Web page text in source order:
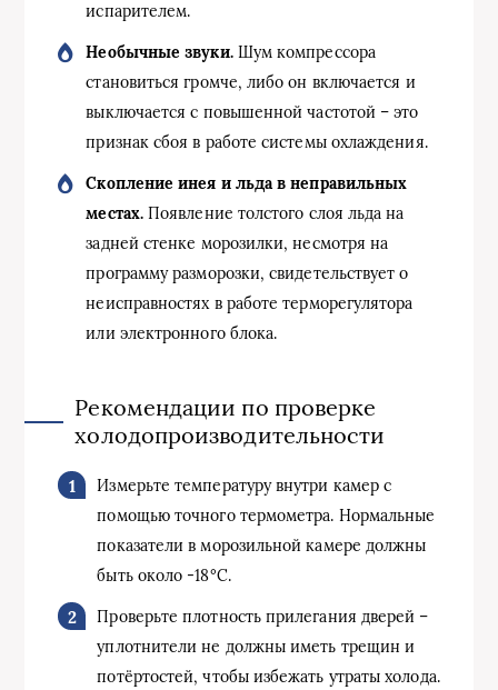
испарителем.
Необычные звуки.Шум компрессора
становиться громче, либо он включается и
выключается с повышенной частотой – это
признак сбоя в работе системы охлаждения.
Скопление инея и льда в неправильных
местах.Появление толстого слоя льда на
задней стенке морозилки, несмотря на
программу разморозки, свидетельствует о
неисправностях в работе терморегулятора
или электронного блока.
Рекомендации по проверке
холодопроизводительности
Измерьте температуру внутри камер с
помощью точного термометра. Нормальные
показатели в морозильной камере должны
быть около -18°C.
Проверьте плотность прилегания дверей –
уплотнители не должны иметь трещин и
потёртостей, чтобы избежать утраты холода.